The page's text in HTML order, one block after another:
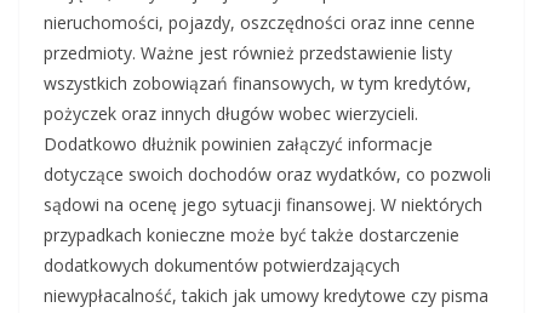
nieruchomości, pojazdy, oszczędności oraz inne cenne
przedmioty. Ważne jest również przedstawienie listy
wszystkich zobowiązań finansowych, w tym kredytów,
pożyczek oraz innych długów wobec wierzycieli.
Dodatkowo dłużnik powinien załączyć informacje
dotyczące swoich dochodów oraz wydatków, co pozwoli
sądowi na ocenę jego sytuacji finansowej. W niektórych
przypadkach konieczne może być także dostarczenie
dodatkowych dokumentów potwierdzających
niewypłacalność, takich jak umowy kredytowe czy pisma